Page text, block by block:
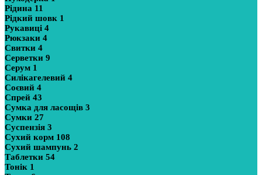
Рідина 11
Рідкий шовк 1
Рукавиці 4
Рюкзаки 4
Свитки 4
Серветки 9
Серум 1
Силікагелевий 4
Соєвий 4
Спрей 43
Сумка для ласощів 3
Сумки 27
Суспензія 3
Сухий корм 108
Сухий шампунь 2
Таблетки 54
Тонік 1